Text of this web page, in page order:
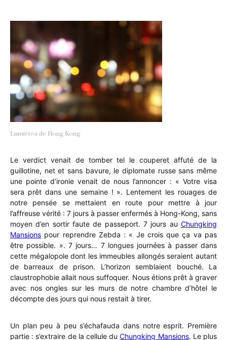
Lumières de Hong-Kong
Le verdict venait de tomber tel le couperet affuté de la
guillotine, net et sans bavure, le diplomate russe sans même
une pointe d’ironie venait de nous l’annoncer : « Votre visa
sera prêt dans une semaine ! ». Lentement les rouages de
notre pensée se mettaient en route pour mettre à jour
l’affreuse vérité : 7 jours à passer enfermés à Hong-Kong, sans
moyen d’en sortir faute de passeport. 7 jours au Chungking
Mansions pour reprendre Zebda : « Je crois que ça va pas
être possible. ». 7 jours… 7 longues journées à passer dans
cette mégalopole dont les immeubles allongés seraient autant
de barreaux de prison. L’horizon semblaient bouché. La
claustrophobie allait nous suffoquer. Nous étions prêt à graver
avec nos ongles sur les murs de notre chambre d’hôtel le
décompte des jours qui nous restait à tirer.
Un plan peu à peu s’échafauda dans notre esprit. Première
partie : s’extraire de la cellule duChungking Mansions. Le plus